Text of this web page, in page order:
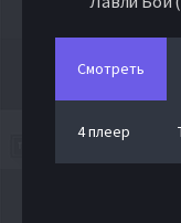
Смотреть
4 плеер